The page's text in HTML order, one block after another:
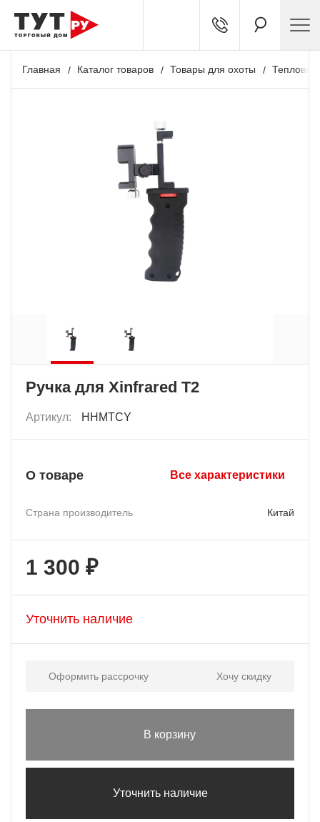
Главная Каталог товаров Товары для охоты
Ручка для Xinfrared T2
Артикул: HHMTCY
О товаре Все характеристики
Страна производитель Китай
1 300 ₽
Уточнить наличие
Оформить рассрочку Хочу скидку
В корзину
Уточнить наличие